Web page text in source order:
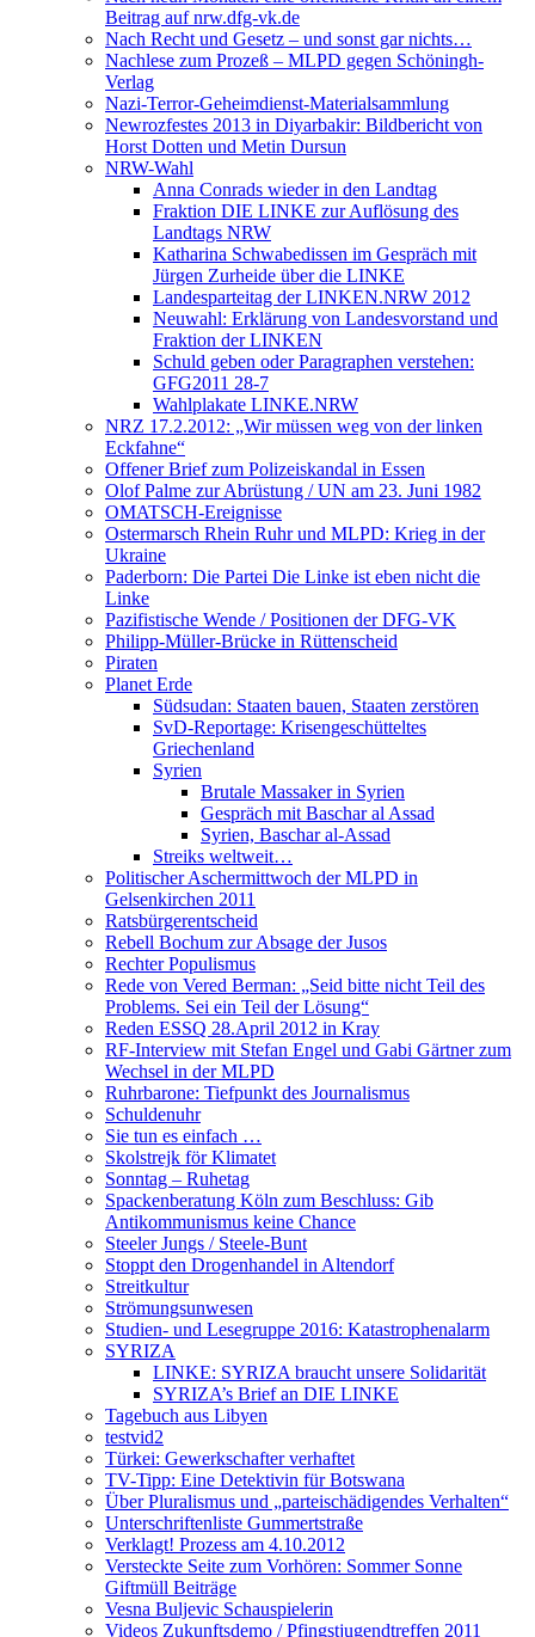
Beitrag auf nrw.dfg-vk.de
Nach Recht und Gesetz – und sonst gar nichts…
Nachlese zum Prozeß – MLPD gegen Schöningh-
Verlag
Nazi-Terror-Geheimdienst-Materialsammlung
Newrozfestes 2013 in Diyarbakir: Bildbericht von
Horst Dotten und Metin Dursun
NRW-Wahl
Anna Conrads wieder in den Landtag
Fraktion DIE LINKE zur Auflösung des
Landtags NRW
Katharina Schwabedissen im Gespräch mit
Jürgen Zurheide über die LINKE
Landesparteitag der LINKEN.NRW 2012
Neuwahl: Erklärung von Landesvorstand und
Fraktion der LINKEN
Schuld geben oder Paragraphen verstehen:
GFG2011 28-7
Wahlplakate LINKE.NRW
NRZ 17.2.2012: „Wir müssen weg von der linken
Eckfahne“
Offener Brief zum Polizeiskandal in Essen
Olof Palme zur Abrüstung / UN am 23. Juni 1982
OMATSCH-Ereignisse
Ostermarsch Rhein Ruhr und MLPD: Krieg in der
Ukraine
Paderborn: Die Partei Die Linke ist eben nicht die
Linke
Pazifistische Wende / Positionen der DFG-VK
Philipp-Müller-Brücke in Rüttenscheid
Piraten
Planet Erde
Südsudan: Staaten bauen, Staaten zerstören
SvD-Reportage: Krisengeschütteltes
Griechenland
Syrien
Brutale Massaker in Syrien
Gespräch mit Baschar al Assad
Syrien, Baschar al-Assad
Streiks weltweit…
Politischer Aschermittwoch der MLPD in
Gelsenkirchen 2011
Ratsbürgerentscheid
Rebell Bochum zur Absage der Jusos
Rechter Populismus
Rede von Vered Berman: „Seid bitte nicht Teil des
Problems. Sei ein Teil der Lösung“
Reden ESSQ 28.April 2012 in Kray
RF-Interview mit Stefan Engel und Gabi Gärtner zum
Wechsel in der MLPD
Ruhrbarone: Tiefpunkt des Journalismus
Schuldenuhr
Sie tun es einfach …
Skolstrejk för Klimatet
Sonntag – Ruhetag
Spackenberatung Köln zum Beschluss: Gib
Antikommunismus keine Chance
Steeler Jungs / Steele-Bunt
Stoppt den Drogenhandel in Altendorf
Streitkultur
Strömungsunwesen
Studien- und Lesegruppe 2016: Katastrophenalarm
SYRIZA
LINKE: SYRIZA braucht unsere Solidarität
SYRIZA’s Brief an DIE LINKE
Tagebuch aus Libyen
testvid2
Türkei: Gewerkschafter verhaftet
TV-Tipp: Eine Detektivin für Botswana
Über Pluralismus und „parteischädigendes Verhalten“
Unterschriftenliste Gummertstraße
Verklagt! Prozess am 4.10.2012
Versteckte Seite zum Vorhören: Sommer Sonne
Giftmüll Beiträge
Vesna Buljevic Schauspielerin
Videos Zukunftsdemo / Pfingstjugendtreffen 2011